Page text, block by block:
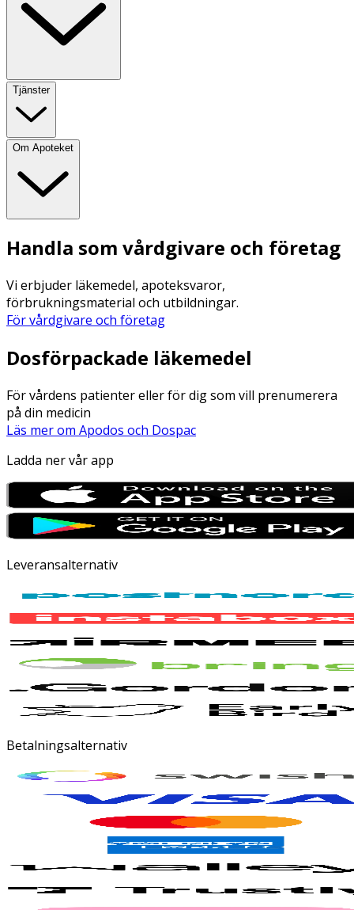
Tjänster
Om Apoteket
Handla som vårdgivare och företag
Vi erbjuder läkemedel, apoteksvaror,
förbrukningsmaterial och utbildningar.
För vårdgivare och företag
Dosförpackade läkemedel
För vårdens patienter eller för dig som vill prenumerera
på din medicin
Läs mer om Apodos och Dospac
Ladda ner vår app
Leveransalternativ
Betalningsalternativ